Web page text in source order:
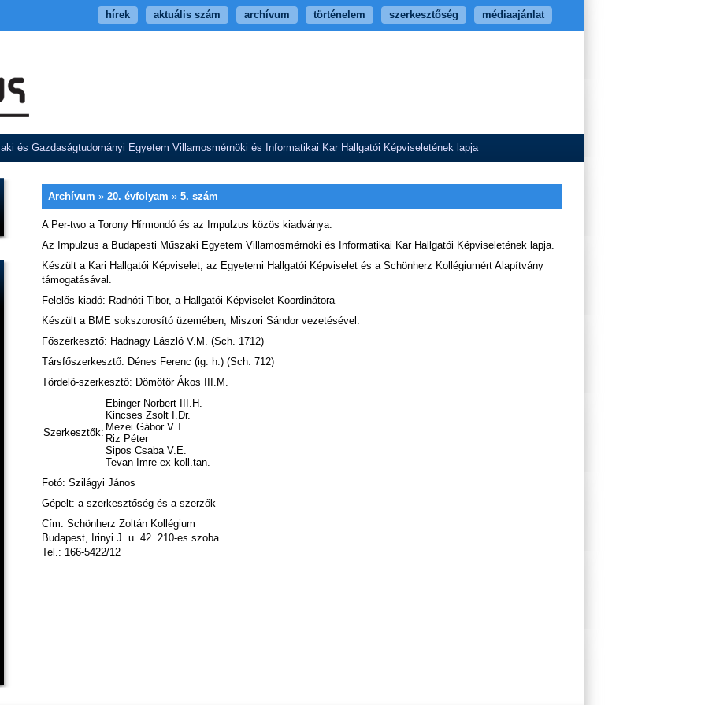
hírek aktuális szám archívum történelem szerkesztőség médiaajánlat
és Gazdaságtudományi Egyetem Villamosmérnöki és Informatikai Kar Hallgatói Képviseletének lapja
Archívum » 20. évfolyam » 5. szám
A Per-two a Torony Hírmondó és az Impulzus közös kiadványa.
Az Impulzus a Budapesti Műszaki Egyetem Villamosmérnöki és Informatikai Kar Hallgatói Képviseletének lapja.
Készült a Kari Hallgatói Képviselet, az Egyetemi Hallgatói Képviselet és a Schönherz Kollégiumért Alapítvány
támogatásával.
Felelős kiadó: Radnóti Tibor, a Hallgatói Képviselet Koordinátora
Készült a BME sokszorosító üzemében, Miszori Sándor vezetésével.
Főszerkesztő: Hadnagy László V.M. (Sch. 1712)
Társfőszerkesztő: Dénes Ferenc (ig. h.) (Sch. 712)
Tördelő-szerkesztő: Dömötör Ákos III.M.
Szerkesztők:
Ebinger Norbert III.H.
Kincses Zsolt I.Dr.
Mezei Gábor V.T.
Riz Péter
Sipos Csaba V.E.
Tevan Imre ex koll.tan.
Fotó: Szilágyi János
Gépelt: a szerkesztőség és a szerzők
Cím: Schönherz Zoltán Kollégium
Budapest, Irinyi J. u. 42. 210-es szoba
Tel.: 166-5422/12